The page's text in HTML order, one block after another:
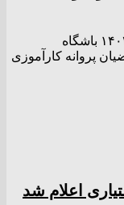
به گزارش کاوک نیوز ۲۲:۵۵ – ۲۲ آذر ۱۴۰۴ باشگاه
پروانه کارآموزی
اعلام شد